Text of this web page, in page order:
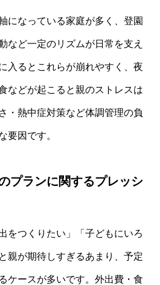
になっている家庭が多く、登園
など一定のリズムが日常を支え
入るとこれらが崩れやすく、夜
などが起こると親のストレスは
・熱中症対策など体調管理の負
要因です。
プランに関するプレッシ
をつくりたい」「子どもにいろ
親が期待しすぎるあまり、予定
ケースが多いです。外出費・食